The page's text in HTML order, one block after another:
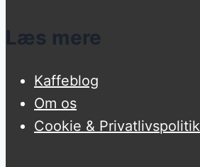
Læs mere
Kaffeblog
Om os
Cookie & Privatlivspolitik